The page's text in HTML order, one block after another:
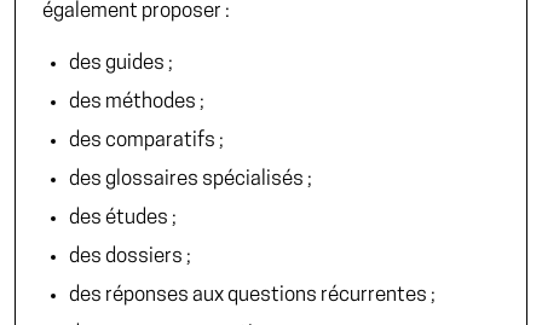
également proposer :
des guides ;
des méthodes ;
des comparatifs ;
des glossaires spécialisés ;
des études ;
des dossiers ;
des réponses aux questions récurrentes ;